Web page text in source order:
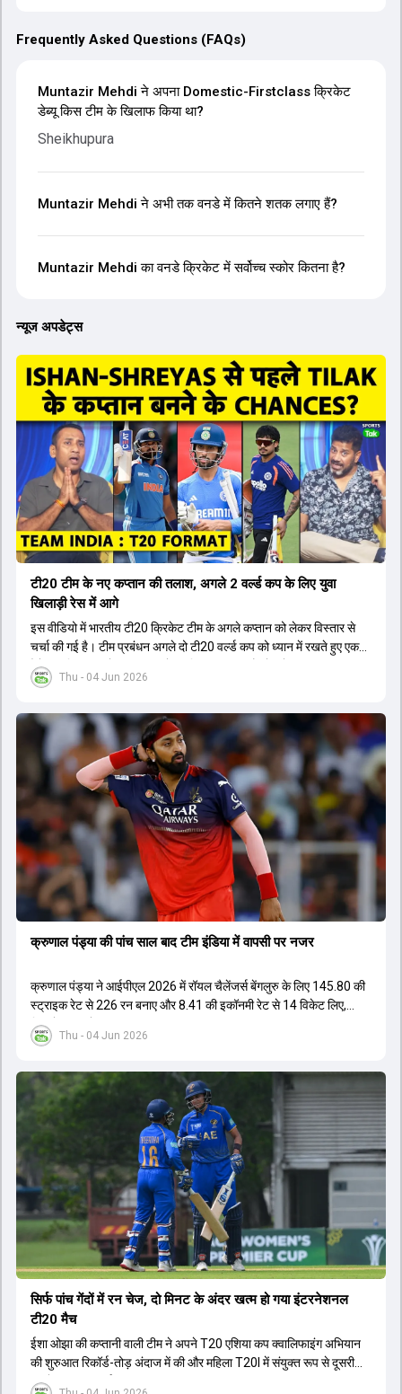
Frequently Asked Questions (FAQs)
Muntazir Mehdi ने अपना Domestic-Firstclass क्रिकेट
डेब्यू किस टीम के खिलाफ किया था?
Sheikhupura
Muntazir Mehdi ने अभी तक वनडे में कितने शतक लगाए हैं?
Muntazir Mehdi का वनडे क्रिकेट में सर्वोच्च स्कोर कितना है?
न्यूज अपडेट्स
Thu - 04 Jun 2026
टी20 टीम के नए कप्तान की तलाश, अगले 2 वर्ल्ड कप के लिए युवा
खिलाड़ी रेस में आगे
इस वीडियो में भारतीय टी20 क्रिकेट टीम के अगले कप्तान को लेकर विस्तार से
चर्चा की गई है। टीम प्रबंधन अगले दो टी20 वर्ल्ड कप को ध्यान में रखते हुए एक
ऐसे युवा खिलाड़ी को कप्तान बनाने पर विचार कर रहा है जो लंबे समय तक टीम का
नेतृत्व कर सके। चर्चा में बताया गया है कि टी20 टीम को टेस्ट और वनडे टीम से
घरेलू क्रिकेट में कप्तानी का अनुभव है, जबकि कुछ ऐसे भी हैं जिनके पास अनुभव
नहीं है लेकिन उम्र उनके पक्ष में है। दूसरी ओर, कई दिग्गज और अनुभवी खिलाड़ी
इस कप्तानी की दौड़ से बाहर बताए जा रहे हैं। विकेटकीपर की भूमिका को लेकर भी
स्पष्टता दी गई है कि टी20 में ओपनिंग करने वाले विकेटकीपर को ही प्राथमिकता दी
जाएगी। टीम का मुख्य लक्ष्य एक ऐसा कप्तान चुनना है जो अगले चार से आठ साल
तक टीम की कमान संभाल सके।
Thu - 04 Jun 2026
क्रुणाल पंड्या की पांच साल बाद टीम इंडिया में वापसी पर नजर
क्रुणाल पंड्या ने आईपीएल 2026 में रॉयल चैलेंजर्स बेंगलुरु के लिए 145.80 की
स्ट्राइक रेट से 226 रन बनाए और 8.41 की इकॉनमी रेट से 14 विकेट लिए,
जिससे RCB ने अपना लगातार दूसरा IPL टाइटल जीता.
सिर्फ पांच गेंदों में रन चेज, दो मिनट के अंदर खत्म हो गया इंटरनेशनल
टी20 मैच
ईशा ओझा की कप्तानी वाली टीम ने अपने T20 एशिया कप क्वालिफाइंग अभियान
की शुरुआत रिकॉर्ड-तोड़ अंदाज में की और महिला T20I में संयुक्त रूप से दूसरी
सबसे बड़ी जीत दर्ज की.